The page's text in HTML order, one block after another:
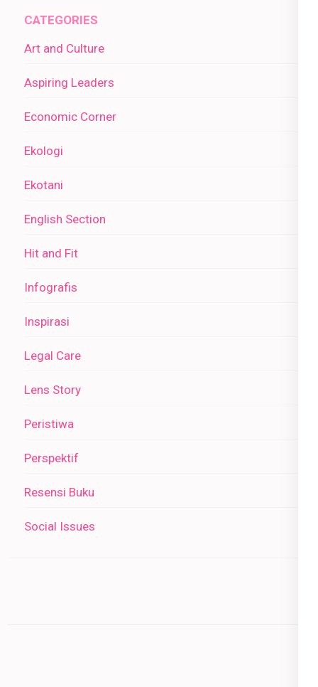
CATEGORIES
Art and Culture
Aspiring Leaders
Economic Corner
Ekologi
Ekotani
English Section
Hit and Fit
Infografis
Inspirasi
Legal Care
Lens Story
Peristiwa
Perspektif
Resensi Buku
Social Issues